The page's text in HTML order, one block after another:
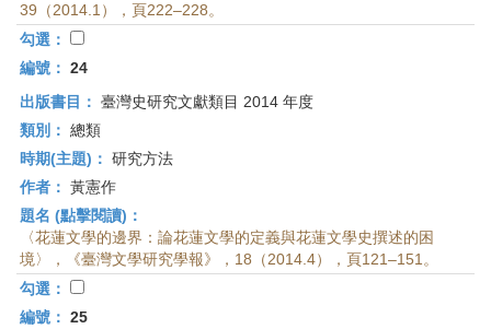
39（2014.1），頁222–228。
勾選：
編號： 24
出版書目： 臺灣史研究文獻類目 2014 年度
類別： 總類
時期(主題)： 研究方法
作者： 黃憲作
題名 (點擊閱讀)：
〈花蓮文學的邊界：論花蓮文學的定義與花蓮文學史撰述的困
境〉，《臺灣文學研究學報》，18（2014.4），頁121–151。
勾選：
編號： 25